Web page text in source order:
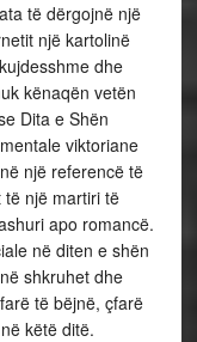
të dërgojnë një
një kartolinë
dhe
kënaqën vetën
Dita e Shën
viktoriane
një referencë të
një martiri të
apo romancë.
në diten e shën
shkruhet dhe
të bëjnë, çfarë
këtë ditë.